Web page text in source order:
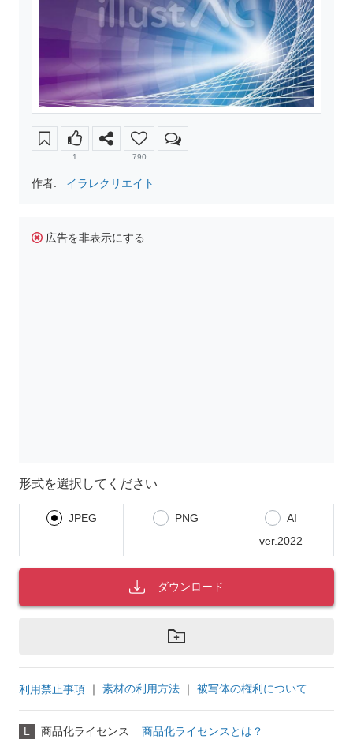
1 790
作者: イラレクリエイト
広告を非表示にする
形式を選択してください
JPEG PNG
AI
ver.2022
ダウンロード
利用禁止事項 ｜ 素材の利用方法 ｜ 被写体の権利について
L 商品化ライセンス 商品化ライセンスとは？